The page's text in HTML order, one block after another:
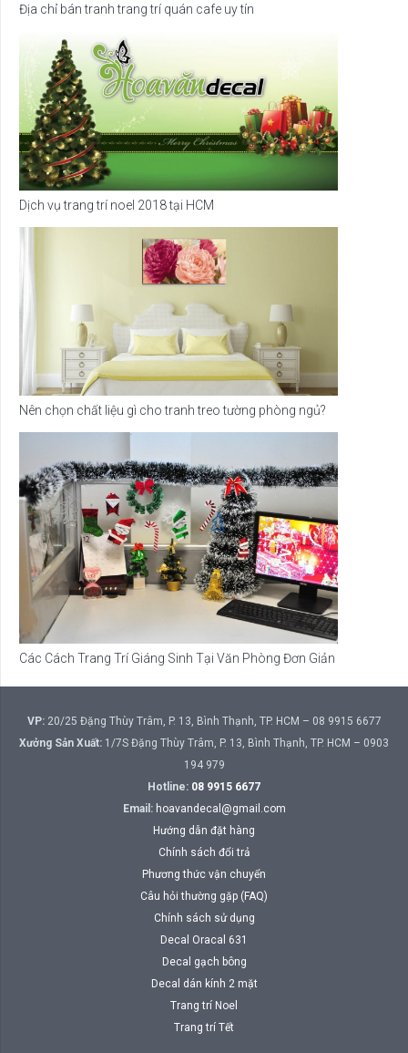
Địa chỉ bán tranh trang trí quán cafe uy tín
Dịch vụ trang trí noel 2018 tại HCM
Nên chọn chất liệu gì cho tranh treo tường phòng ngủ?
Các Cách Trang Trí Giáng Sinh Tại Văn Phòng Đơn Giản
VP:20/25 Đặng Thùy Trâm, P. 13, Bình Thạnh, TP. HCM – 08 9915 6677
Xưởng Sản Xuất: 1/7S Đặng Thùy Trâm, P. 13, Bình Thạnh, TP. HCM – 0903
194 979
Hotline: 08 9915 6677
Email: hoavandecal@gmail.com
Hướng dẫn đặt hàng
Chính sách đổi trả
Phương thức vận chuyển
Câu hỏi thường gặp (FAQ)
Chính sách sử dụng
Decal Oracal 631
Decal gạch bông
Decal dán kính 2 mặt
Trang trí Noel
Trang trí Tết